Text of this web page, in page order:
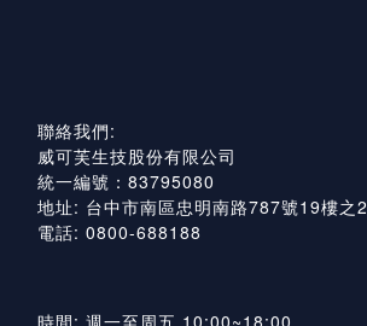
聯絡我們:
威可芙生技股份有限公司
統一編號：83795080
地址: 台中市南區忠明南路787號19樓之2
電話: 0800-688188